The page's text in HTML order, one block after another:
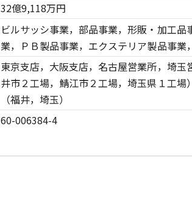
32億9,118万円
ビルサッシ事業，部品事業，形販・加工品
業，ＰＢ製品事業，エクステリア製品事業
東京支店，大阪支店，名古屋営業所，埼玉
井市２工場，鯖江市２工場，埼玉県１工場
（福井，埼玉）
60-006384-4